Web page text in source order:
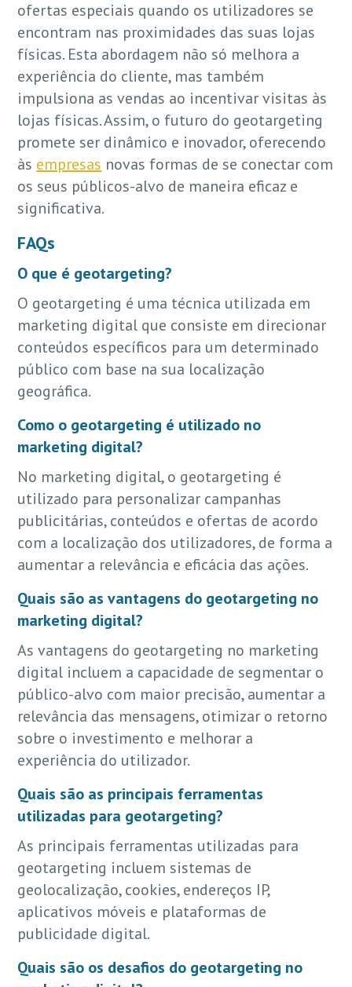
ofertas especiais quando os utilizadores se
encontram nas proximidades das suas lojas
físicas. Esta abordagem não só melhora a
experiência do cliente, mas também
impulsiona as vendas ao incentivar visitas às
lojas físicas. Assim, o futuro do geotargeting
promete ser dinâmico e inovador, oferecendo
às empresas novas formas de se conectar com
os seus públicos-alvo de maneira eficaz e
significativa.
FAQs
O que é geotargeting?
O geotargeting é uma técnica utilizada em
marketing digital que consiste em direcionar
conteúdos específicos para um determinado
público com base na sua localização
geográfica.
Como o geotargeting é utilizado no
marketing digital?
No marketing digital, o geotargeting é
utilizado para personalizar campanhas
publicitárias, conteúdos e ofertas de acordo
com a localização dos utilizadores, de forma a
aumentar a relevância e eficácia das ações.
Quais são as vantagens do geotargeting no
marketing digital?
As vantagens do geotargeting no marketing
digital incluem a capacidade de segmentar o
público-alvo com maior precisão, aumentar a
relevância das mensagens, otimizar o retorno
sobre o investimento e melhorar a
experiência do utilizador.
Quais são as principais ferramentas
utilizadas para geotargeting?
As principais ferramentas utilizadas para
geotargeting incluem sistemas de
geolocalização, cookies, endereços IP,
aplicativos móveis e plataformas de
publicidade digital.
Quais são os desafios do geotargeting no